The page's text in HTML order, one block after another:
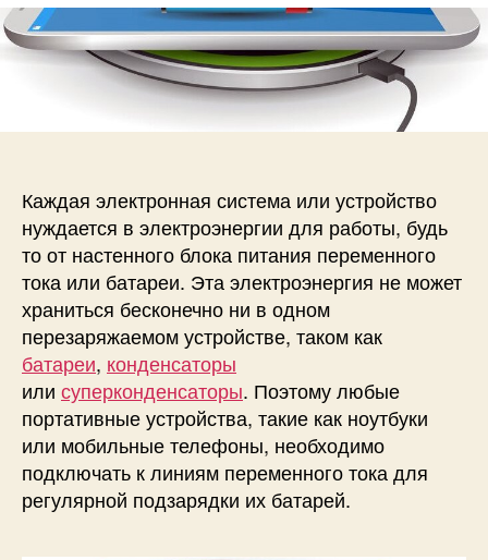
р
з
а
п
с
з
а
п
и
с
и
п
и
с
и
и
ч
н
ы
е
т
ы
т
е
х
н
Каждая электронная система или устройство
нуждается в электроэнергии для работы, будь
то от настенного блока питания переменного
тока или батареи. Эта электроэнергия не может
храниться бесконечно ни в одном
перезаряжаемом устройстве, таком как
батареи, конденсаторы
или суперконденсаторы. Поэтому любые
портативные устройства, такие как ноутбуки
или мобильные телефоны, необходимо
подключать к линиям переменного тока для
регулярной подзарядки их батарей.